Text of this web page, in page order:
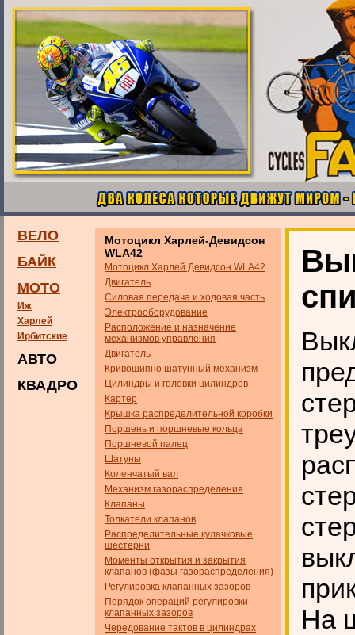
ВЕЛО
БАЙК
МОТО
Иж
Харлей
Ирбитские
АВТО
КВАДРО
Мотоцикл Харлей-Девидсон
WLA42
Мотоцикл Харлей Девидсон WLA42
Двигатель
Силовая передача и ходовая часть
Электрооборудование
Расположение и назначение
механизмов управления
Двигатель
Кривошипно шатунный механизм
Цилиндры и головки цилиндров
Картер
Крышка распределительной коробки
Поршень и поршневые кольца
Поршневой палец
Шатуны
Коленчатый вал
Механизм газораспределения
Клапаны
Толкатели клапанов
Распределительные кулачковые
шестерни
Моменты открытия и закрытия
клапанов (фазы газораспределения)
Регулировка клапанных зазоров
Порядок операций регулировки
клапанных зазоров
Чередование тактов в цилиндрах
На